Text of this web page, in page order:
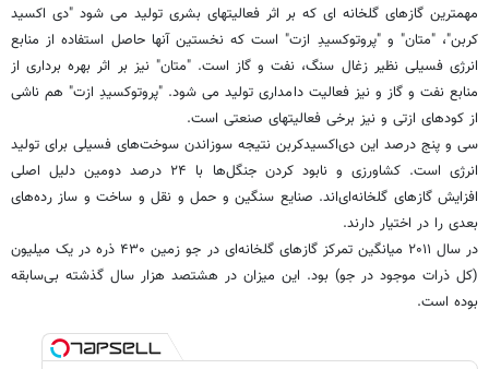
مهمترین گازهای گلخانه ای که بر اثر فعالیتهای بشری تولید می شود "دی اکسید
کربن"، "متان" و "پروتوکسیدِ ازت" است که نخستین آنها حاصل استفاده از منابع
انرژی فسیلی نظیر زغال سنگ، نفت و گاز است. "متان" نیز بر اثر بهره برداری از
منابع نفت و گاز و نیز فعالیت دامداری تولید می شود. "پروتوکسیدِ ازت" هم ناشی
از کودهای ازتی و نیز برخی فعالیتهای صنعتی است.
سی و پنج درصد این دی‌اکسیدکربن نتیجه سوزاندن سوخت‌های فسیلی برای تولید
انرژی است. کشاورزی و نابود کردن جنگل‌ها با ۲۴ درصد دومین دلیل اصلی
افزایش گازهای گلخانه‌ای‌اند. صنایع سنگین و حمل و نقل و ساخت و ساز رده‌های
بعدی را در اختیار دارند.
در سال ۲۰۱۱ میانگین تمرکز گازهای گلخانه‌ای در جو زمین ۴۳۰ ذره در یک میلیون
(کل ذرات موجود در جو)‌ بود. این میزان در هشتصد هزار سال گذشته بی‌سابقه
بوده است.